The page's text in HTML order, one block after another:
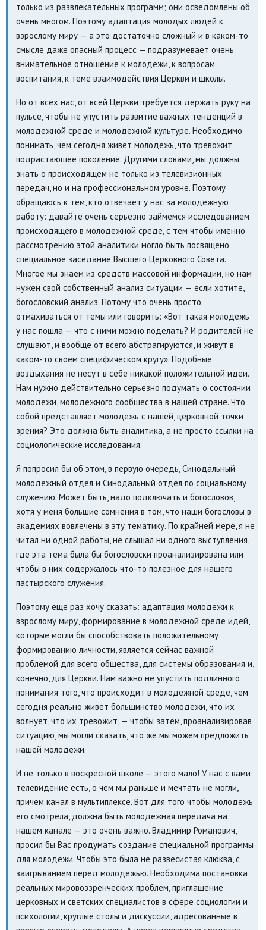
только из развлекательных программ; они осведомлены об
очень многом. Поэтому адаптация молодых людей к
взрослому миру — а это достаточно сложный и в каком-то
смысле даже опасный процесс — подразумевает очень
внимательное отношение к молодежи, к вопросам
воспитания, к теме взаимодействия Церкви и школы.
Но от всех нас, от всей Церкви требуется держать руку на
пульсе, чтобы не упустить развитие важных тенденций в
молодежной среде и молодежной культуре. Необходимо
понимать, чем сегодня живет молодежь, что тревожит
подрастающее поколение. Другими словами, мы должны
знать о происходящем не только из телевизионных
передач, но и на профессиональном уровне. Поэтому
обращаюсь к тем, кто отвечает у нас за молодежную
работу: давайте очень серьезно займемся исследованием
происходящего в молодежной среде, с тем чтобы именно
рассмотрению этой аналитики могло быть посвящено
специальное заседание Высшего Церковного Совета.
Многое мы знаем из средств массовой информации, но нам
нужен свой собственный анализ ситуации — если хотите,
богословский анализ. Потому что очень просто
отмахиваться от темы или говорить: «Вот такая молодежь
у нас пошла — что с ними можно поделать? И родителей не
слушают, и вообще от всего абстрагируются, и живут в
каком-то своем специфическом кругу». Подобные
воздыхания не несут в себе никакой положительной идеи.
Нам нужно действительно серьезно подумать о состоянии
молодежи, молодежного сообщества в нашей стране. Что
собой представляет молодежь с нашей, церковной точки
зрения? Это должна быть аналитика, а не просто ссылки на
социологические исследования.
Я попросил бы об этом, в первую очередь, Синодальный
молодежный отдел и Синодальный отдел по социальному
служению. Может быть, надо подключать и богословов,
хотя у меня большие сомнения в том, что наши богословы в
академиях вовлечены в эту тематику. По крайней мере, я не
читал ни одной работы, не слышал ни одного выступления,
где эта тема была бы богословски проанализирована или
чтобы в них содержалось что-то полезное для нашего
пастырского служения.
Поэтому еще раз хочу сказать: адаптация молодежи к
взрослому миру, формирование в молодежной среде идей,
которые могли бы способствовать положительному
формированию личности, является сейчас важной
проблемой для всего общества, для системы образования и,
конечно, для Церкви. Нам важно не упустить подлинного
понимания того, что происходит в молодежной среде, чем
сегодня реально живет большинство молодежи, что их
волнует, что их тревожит, — чтобы затем, проанализировав
ситуацию, мы могли сказать, что же мы можем предложить
нашей молодежи.
И не только в воскресной школе — этого мало! У нас с вами
телевидение есть, о чем мы раньше и мечтать не могли,
причем канал в мультиплексе. Вот для того чтобы молодежь
его смотрела, должна быть молодежная передача на
нашем канале — это очень важно. Владимир Романович,
просил бы Вас продумать создание специальной программы
для молодежи. Чтобы это была не развесистая клюква, с
заигрыванием перед молодежью. Необходима постановка
реальных мировоззренческих проблем, приглашение
церковных и светских специалистов в сфере социологии и
психологии, круглые столы и дискуссии, адресованные в